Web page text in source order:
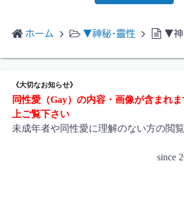
ホーム ▼神秘･靈性 ▼神
《大切なお知らせ》
同性愛（Gay）の内容・画像が含まれ
上ご覧下さい
未成年者や同性愛に理解のない方の閲
since